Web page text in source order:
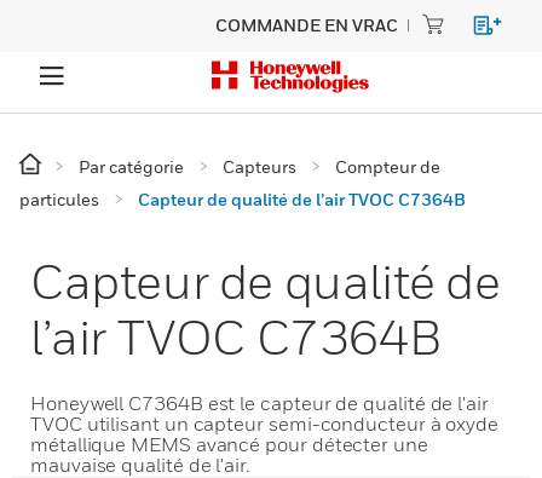
COMMANDE EN VRAC
Par catégorie Capteurs
Compteur de
particules
Capteur de qualité de l’air TVOC C7364B
Capteur de qualité de
l’air TVOC C7364B
Honeywell C7364B est le capteur de qualité de l'air
TVOC utilisant un capteur semi-conducteur à oxyde
métallique MEMS avancé pour détecter une
mauvaise qualité de l'air.